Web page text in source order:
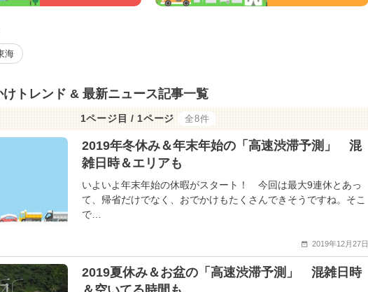
海
トレンド & 最新ニュース記事一覧
1ページ目 / 1ページ 全8件
2019年冬休み＆年末年始の「高速渋滞予測」 混
雑日時＆エリアも
いよいよ年末年始の休暇がスタート！ 今回は最大9連休とあっ
て、帰省だけでなく、おでかけもたくさんできそうですね。そこ
で…
2019年12月27日
2019夏休み＆お盆の「高速渋滞予測」 混雑日時